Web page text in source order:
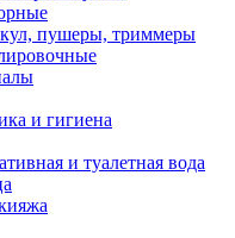
пушеры, триммеры
и гигиена
и туалетная вода